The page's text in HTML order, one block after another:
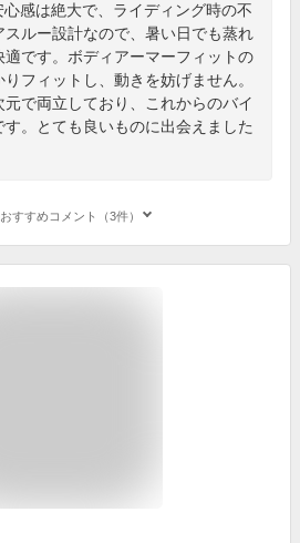
感は絶大で、ライディング時の不
ルー設計なので、暑い日でも蒸れ
です。ボディアーマーフィットの
フィットし、動きを妨げません。
で両立しており、これからのバイ
。とても良いものに出会えました
すすめコメント（3件）